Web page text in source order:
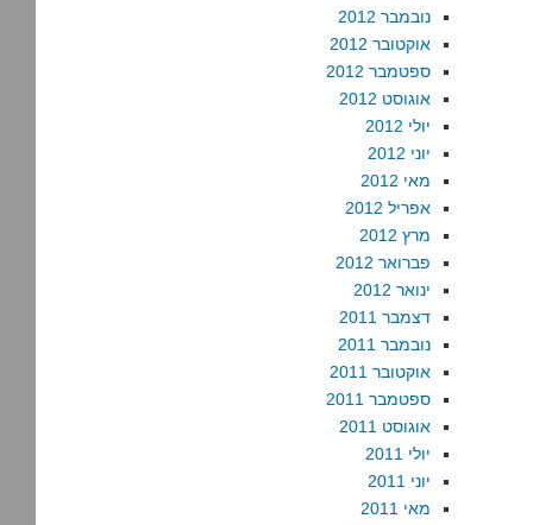
נובמבר 2012
אוקטובר 2012
ספטמבר 2012
אוגוסט 2012
יולי 2012
יוני 2012
מאי 2012
אפריל 2012
מרץ 2012
פברואר 2012
ינואר 2012
דצמבר 2011
נובמבר 2011
אוקטובר 2011
ספטמבר 2011
אוגוסט 2011
יולי 2011
יוני 2011
מאי 2011